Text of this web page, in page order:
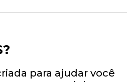
para ajudar você